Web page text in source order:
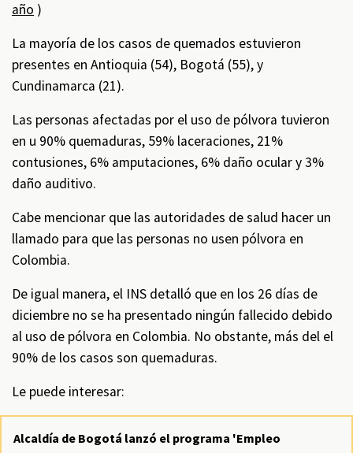
año )
La mayoría de los casos de quemados estuvieron
presentes en Antioquia (54), Bogotá (55), y
Cundinamarca (21).
Las personas afectadas por el uso de pólvora tuvieron
en u 90% quemaduras, 59% laceraciones, 21%
contusiones, 6% amputaciones, 6% daño ocular y 3%
daño auditivo.
Cabe mencionar que las autoridades de salud hacer un
llamado para que las personas no usen pólvora en
Colombia.
De igual manera, el INS detalló que en los 26 días de
diciembre no se ha presentado ningún fallecido debido
al uso de pólvora en Colombia. No obstante, más del el
90% de los casos son quemaduras.
Le puede interesar:
Alcaldía de Bogotá lanzó el programa 'Empleo